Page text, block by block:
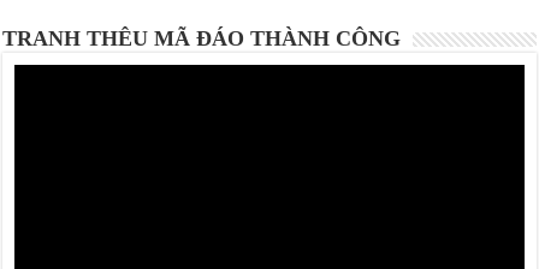
TRANH THÊU MÃ ĐÁO THÀNH CÔNG